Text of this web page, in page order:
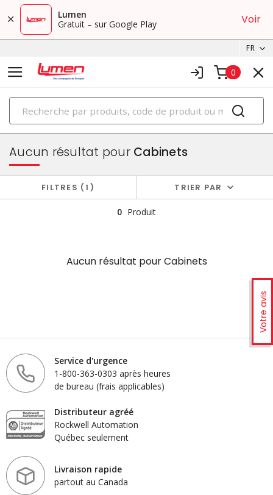
Lumen
Gratuit – sur Google Play
Voir
FR
0
PRODUITS
boîtiers et cabinets
Votre avis
Aucun résultat pourCabinets
FILTRES 1 TRIER PAR
0 Produit
Aucun résultat pourCabinets
Service d'urgence
1-800-363-0303 après heures
de bureau (frais applicables)
Distributeur agréé
Rockwell Automation
Québec seulement
Livraison rapide
partout au Canada